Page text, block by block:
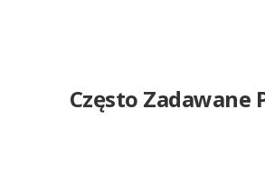
Często Zadawane